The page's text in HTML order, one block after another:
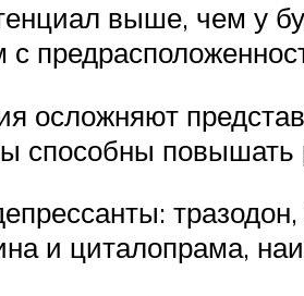
выше, чем у
осложняют
способны повышать
и циталопрама,